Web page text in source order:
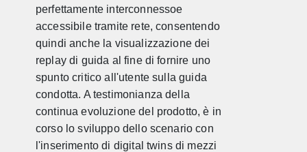
perfettamente interconnessoe
accessibile tramite rete, consentendo
quindi anche la visualizzazione dei
replay di guida al fine di fornire uno
spunto critico all'utente sulla guida
condotta. A testimonianza della
continua evoluzione del prodotto, è in
corso lo sviluppo dello scenario con
l'inserimento di digital twins di mezzi